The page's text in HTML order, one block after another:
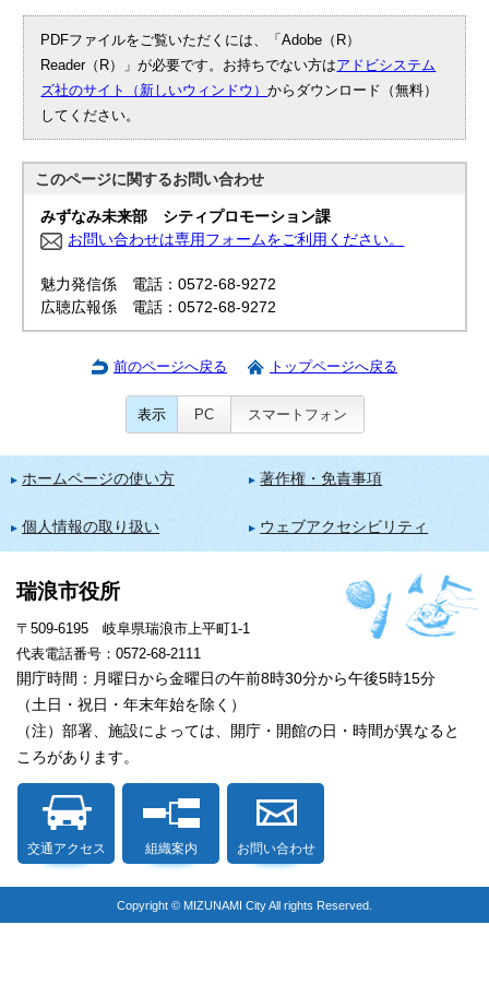
PDFファイルをご覧いただくには、「Adobe（R）
Reader（R）」が必要です。お持ちでない方はアドビシステム
ズ社のサイト（新しいウィンドウ）からダウンロード（無料）
してください。
このページに関するお問い合わせ
みずなみ未来部 シティプロモーション課
お問い合わせは専用フォームをご利用ください。
魅力発信係 電話：0572-68-9272
広聴広報係 電話：0572-68-9272
前のページへ戻る トップページへ戻る
表示 PC スマートフォン
ホームページの使い方 著作権・免責事項
個人情報の取り扱い ウェブアクセシビリティ
瑞浪市役所
〒509-6195 岐阜県瑞浪市上平町1-1
代表電話番号：0572-68-2111
開庁時間：月曜日から金曜日の午前8時30分から午後5時15分
（土日・祝日・年末年始を除く）
（注）部署、施設によっては、開庁・開館の日・時間が異なると
ころがあります。
交通アクセス 組織案内 お問い合わせ
Copyright © MIZUNAMI City All rights Reserved.